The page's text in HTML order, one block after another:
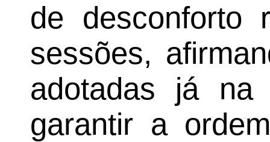
de desconforto
sessões,
adotadas já na
garantir a